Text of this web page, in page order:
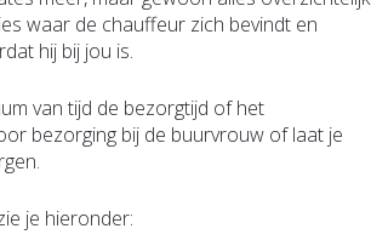
waar de chauffeur zich bevindt en
hij bij jou is.
van tijd de bezorgtijd of het
bezorging bij de buurvrouw of laat je
je hieronder: